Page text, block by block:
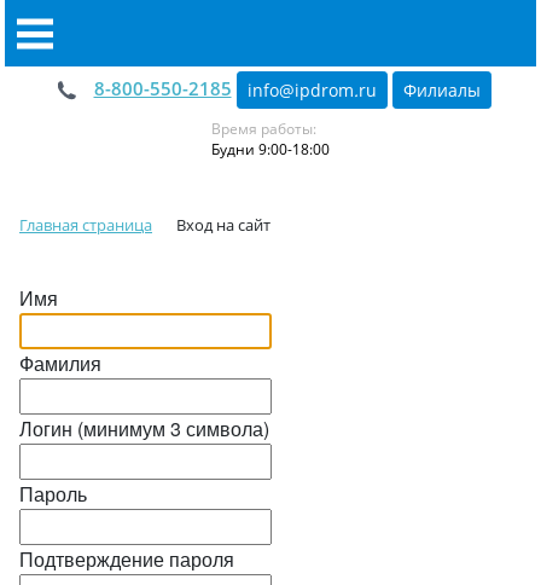
8-800-550-2185 info@ipdrom.ru Филиалы
Время работы:
Будни 9:00-18:00
Главная страница Вход на сайт
Имя
Фамилия
Логин (минимум 3 символа)
Пароль
Подтверждение пароля